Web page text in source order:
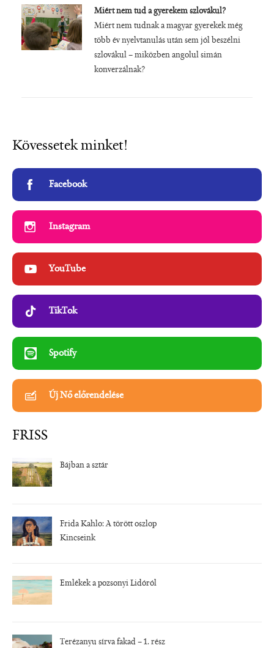
Miért nem tud a gyerekem szlovákul?
Miért nem tudnak a magyar gyerekek még
több év nyelvtanulás után sem jól beszélni
szlovákul – miközben angolul simán
konverzálnak?
Kövessetek minket!
Facebook
Instagram
YouTube
TikTok
Spotify
Új Nő előrendelése
FRISS
Bájban a sztár
Frida Kahlo: A törött oszlop
Kincseink
Emlékek a pozsonyi Lidóról
Terézanyu sírva fakad – 1. rész